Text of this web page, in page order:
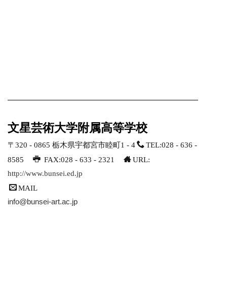
文星芸術大学附属高等学校
〒320 - 0865 栃木県宇都宮市睦町1 - 4
TEL:028 - 636 -
8585
FAX:028 - 633 - 2321
URL:
http://www.bunsei.ed.jp
MAIL
info@bunsei-art.ac.jp